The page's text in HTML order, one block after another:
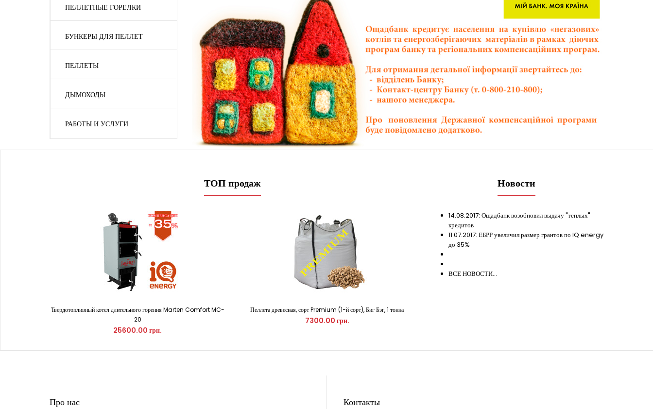
ПЕЛЛЕТНЫЕ ГОРЕЛКИ
БУНКЕРЫ ДЛЯ ПЕЛЛЕТ
ПЕЛЛЕТЫ
ДЫМОХОДЫ
РАБОТЫ И УСЛУГИ
ТОП продаж
Твердотопливный котел длительного горения Marten Comfort MC-
20
25600.00 грн.
Пеллета древесная, сорт Premium (1-й сорт), Биг Бэг, 1 тонна
7300.00 грн.
Новости
14.08.2017: Ощадбанк возобновил выдачу "теплых"
кредитов
11.07.2017: ЕБРР увеличил размер грантов по IQ energy
до 35%
ВСЕ НОВОСТИ...
Про нас Контакты